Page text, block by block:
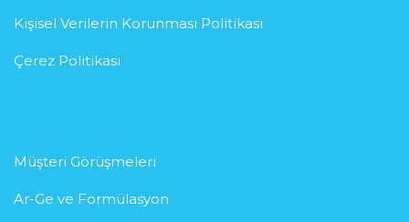
Kişisel Verilerin Korunması Politikası
Çerez Politikası
Müşteri Görüşmeleri
Ar-Ge ve Formülasyon